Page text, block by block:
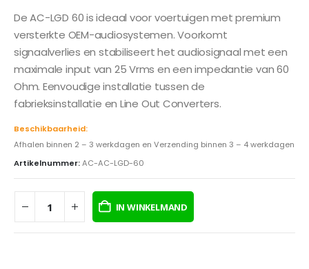
De AC-LGD 60 is ideaal voor voertuigen met premium
versterkte OEM-audiosystemen. Voorkomt
signaalverlies en stabiliseert het audiosignaal met een
maximale input van 25 Vrms en een impedantie van 60
Ohm. Eenvoudige installatie tussen de
fabrieksinstallatie en Line Out Converters.
Beschikbaarheid:
Afhalen binnen 2 – 3 werkdagen en Verzending binnen 3 – 4 werkdagen
Artikelnummer:AC-AC-LGD-60
IN WINKELMAND